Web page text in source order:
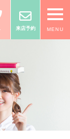
来店予約 MENU